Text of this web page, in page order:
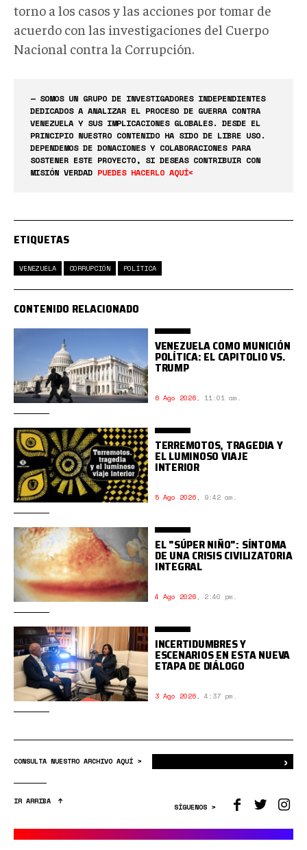
torno a los casos y las acciones por tomar de
acuerdo con las investigaciones del Cuerpo
Nacional contra la Corrupción.
— SOMOS UN GRUPO DE INVESTIGADORES INDEPENDIENTES
DEDICADOS A ANALIZAR EL PROCESO DE GUERRA CONTRA
VENEZUELA Y SUS IMPLICACIONES GLOBALES. DESDE EL
PRINCIPIO NUESTRO CONTENIDO HA SIDO DE LIBRE USO.
DEPENDEMOS DE DONACIONES Y COLABORACIONES PARA
SOSTENER ESTE PROYECTO, SI DESEAS CONTRIBUIR CON
MISIÓN VERDAD PUEDES HACERLO AQUÍ<
ETIQUETAS
VENEZUELA CORRUPCIÓN POLÍTICA
CONTENIDO RELACIONADO
VENEZUELA COMO MUNICIÓN
POLÍTICA: EL CAPITOLIO VS.
TRUMP
6 Ago 2026, 11:01 am.
TERREMOTOS, TRAGEDIA Y
EL LUMINOSO VIAJE
INTERIOR
5 Ago 2026, 9:42 am.
EL "SÚPER NIÑO": SÍNTOMA
DE UNA CRISIS CIVILIZATORIA
INTEGRAL
4 Ago 2026, 2:40 pm.
INCERTIDUMBRES Y
ESCENARIOS EN ESTA NUEVA
ETAPA DE DIÁLOGO
3 Ago 2026, 4:37 pm.
CONSULTA NUESTRO ARCHIVO AQUÍ > ›
IR ARRIBA
SÍGUENOS >